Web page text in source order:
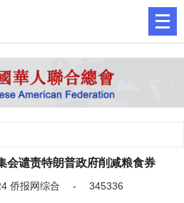
会谴责特朗普政府削减粮食券
侨报网综合 - 345336